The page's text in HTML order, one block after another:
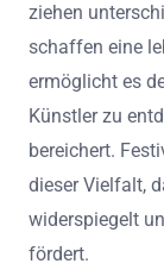
ziehen
schaffen eine
ermöglicht es
Künstler zu
bereichert.
dieser Vielfalt,
widerspiegelt
fördert.